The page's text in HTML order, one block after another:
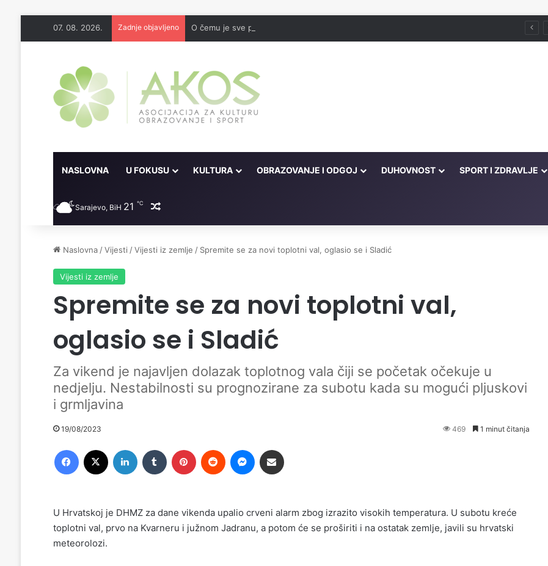
07. 08. 2026. Zadnje objavljeno O čemu je sve pisao Husein ef. Đozo
NASLOVNA U FOKUSU KULTURA OBRAZOVANJE I ODGOJ DUHOVNOST SPORT I ZDRAVLJE
Sarajevo, BiH 21 ℃ Random članak
Naslovna /Vijesti /Vijesti iz zemlje / Spremite se za novi toplotni val, oglasio se i Sladić
Vijesti iz zemlje
Spremite se za novi toplotni val,
oglasio se i Sladić
Za vikend je najavljen dolazak toplotnog vala čiji se početak očekuje u
nedjelju. Nestabilnosti su prognozirane za subotu kada su mogući pljuskovi
i grmljavina
19/08/2023 469 1 minut čitanja
U Hrvatskoj je DHMZ za dane vikenda upalio crveni alarm zbog izrazito visokih temperatura. U subotu kreće
toplotni val, prvo na Kvarneru i južnom Jadranu, a potom će se proširiti i na ostatak zemlje, javili su hrvatski
meteorolozi.